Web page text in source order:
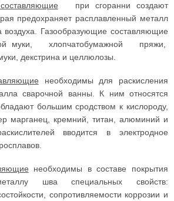
при сгоранни создают
предохраняет расплавленный металл
воздуха. Газообразующие составляющие
муки, хлопчатобумажной пряжи,
декстрина и целлюлозы.
необходимы для раскисления
сварочной ванны. К ним относятся
большим сродством к кислороду,
марганец, кремний, титан, алюминий и
вводится в электродное
необходимы в составе покрытия
шва специальных свойств:
сопротивляемости коррозии и